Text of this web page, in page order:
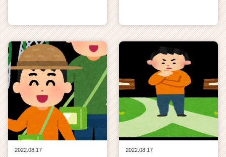
2022.08.17
2022.08.17